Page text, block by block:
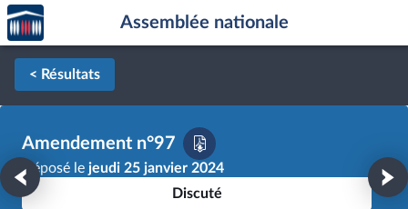
Aller au contenu
Aller en bas de la page
Accèder
à la
page
d'accueil
Assemblée nationale
< Résultats
Amendement n°97
Déposé le jeudi 25 janvier 2024
Discuté